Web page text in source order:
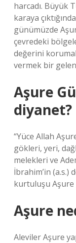
harcadı. Büyük
karaya
günümüzde
çevredeki
değerini
vermek bir
Aşure
diyanet?
“Yüce Allah
gökleri, yeri,
melekleri ve
İbrahim’in (a.s.)
kurtuluşu
Aşure
Aleviler Aşure